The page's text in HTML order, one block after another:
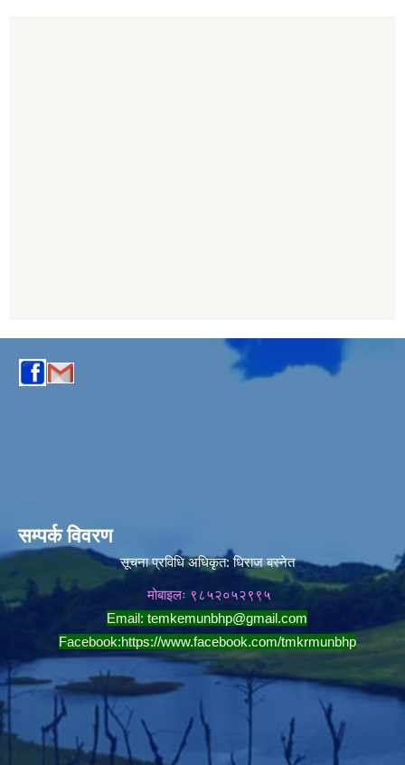
सम्पर्क विवरण
सूचना प्रविधि अधिकृत:धिराज बस्नेत
मोबाइलः ९८५२०५२९९५
Email: temkemunbhp@gmail.com
Facebook:https://www.facebook.com/tmkrmunbhp